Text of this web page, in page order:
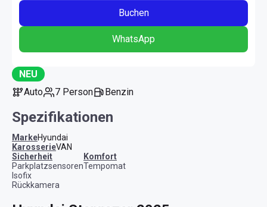
Buchen
WhatsApp
NEU
Auto
7 Person Benzin
Spezifikationen
MarkeHyundai
KarosserieVAN
Sicherheit
Parkplatzsensoren
Isofix
Rückkamera
Komfort
Tempomat